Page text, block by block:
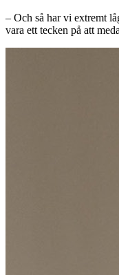
– Och så har vi extremt
vara ett tecken på att